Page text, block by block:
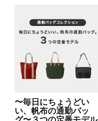
〜毎日にちょうどい
い、帆布の通勤バッ